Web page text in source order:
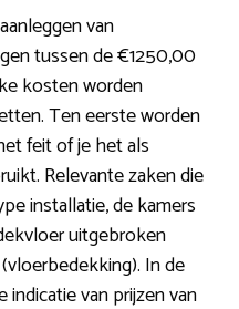
van
tussen de €1250,00
kosten worden
Ten eerste worden
feit of je het als
Relevante zaken die
installatie, de kamers
uitgebroken
In de
van prijzen van